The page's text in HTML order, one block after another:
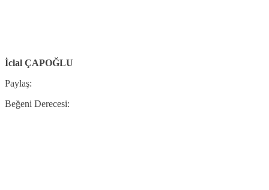
İclal ÇAPOĞLU
Paylaş:
Beğeni Derecesi: